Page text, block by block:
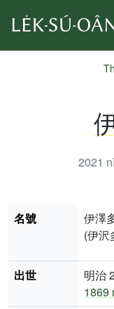
2021
名號
伊澤
(伊沢
出世
明治
1869